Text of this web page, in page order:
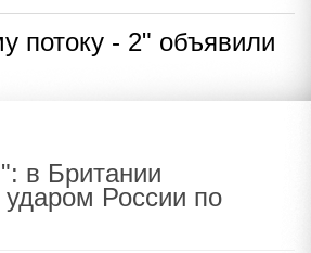
потоку - 2" объявили
в Британии
России по